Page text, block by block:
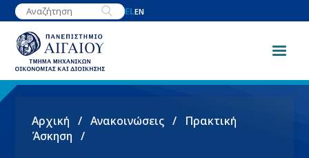
Παράκαμψη
προς
κυρίως
περιεχόμενο
ELEN
Breadcrumb
Αρχική Ανακοινώσεις
Πρακτική
Άσκηση